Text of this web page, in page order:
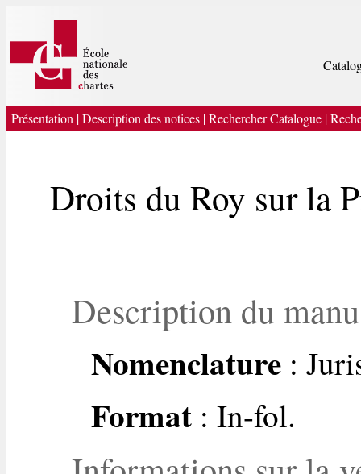
Présentation |Description des notices |Rechercher Catalogue |
Droits du Roy sur la
Description du
Nomenclature:
Format: In-fol.